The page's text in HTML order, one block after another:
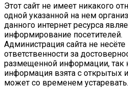
Этот сайт не имеет никакого
одной указанной на нем
данного интернет ресурса
информирование посетителей.
Администрация сайта не несёте
ответственности за
размещенной информации, так
информация взята с открытых
может со временем устаревать.